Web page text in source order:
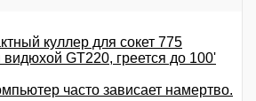
куллер для сокет 775
GT220, греется до 100'
часто зависает намертво.